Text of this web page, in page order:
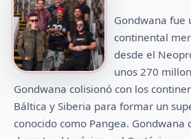
Gondwana fue
continental
desde el
unos 270
Gondwana colisionó con los
Báltica y Siberia para formar un
conocido como Pangea. Gondwana